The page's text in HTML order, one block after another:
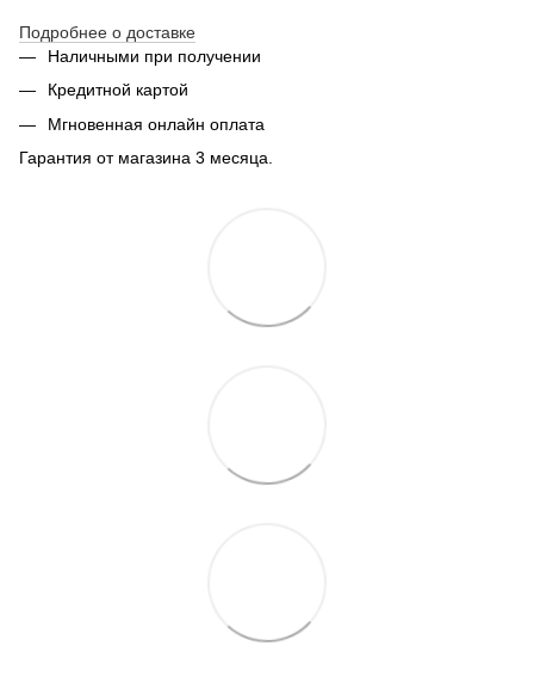
Подробнее о доставке
Наличными при получении
Кредитной картой
Мгновенная онлайн оплата
Гарантия от магазина 3 месяца.